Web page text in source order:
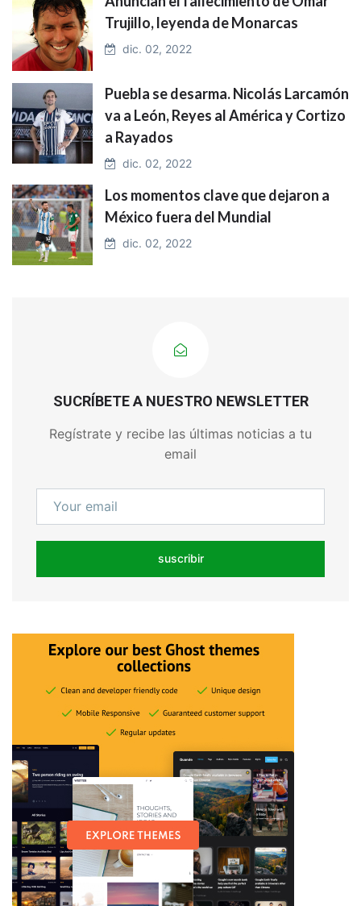
Trujillo, leyenda de Monarcas
dic. 02, 2022
Puebla se desarma. Nicolás Larcamón
va a León, Reyes al América y Cortizo
a Rayados
dic. 02, 2022
Los momentos clave que dejaron a
México fuera del Mundial
dic. 02, 2022
SUCRÍBETE A NUESTRO NEWSLETTER
Regístrate y recibe las últimas noticias a tu
email
suscribir